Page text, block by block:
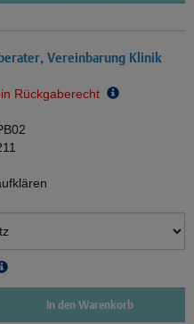
Vereinbarung Klinik
Rückgaberecht
In den Warenkorb